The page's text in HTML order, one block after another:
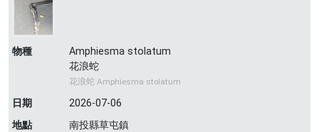
物種
Amphiesma stolatum
花浪蛇
花浪蛇 Amphiesma stolatum
日期
2026-07-06
地點
南投縣草屯鎮